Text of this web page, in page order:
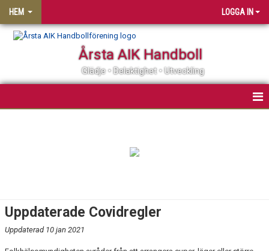
HEM LOGGA IN
Årsta AIK Handboll
Glädje • Delaktighet • Utveckling
KLUBBSHOP
Uppdaterade Covidregler
Uppdaterad 10 jan 2021